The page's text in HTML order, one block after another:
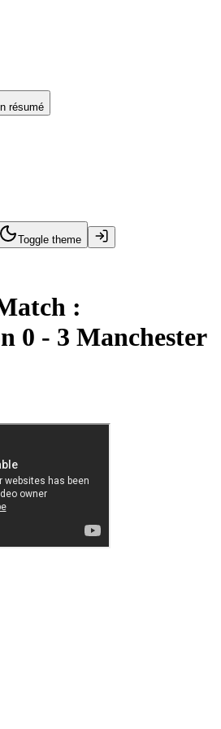
résumé
Toggle theme
:
0 - 3 Manchester